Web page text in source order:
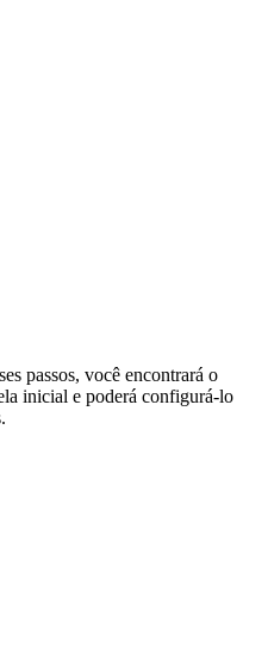
passos, você encontrará o
inicial e poderá configurá-lo